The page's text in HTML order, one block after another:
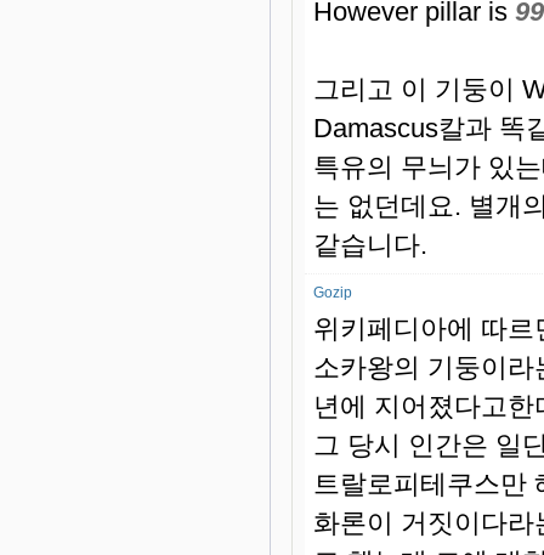
However pillar is
그리고 이 기둥이
Damascus칼과 똑
특유의 무늬가 있
는 없던데요. 별개
같습니다.
Gozip
위키페디아에 따
소카왕의 기둥이
년에 지어졌다고
그 당시 인간은 일
트랄로피테쿠스만
화론이 거짓이다